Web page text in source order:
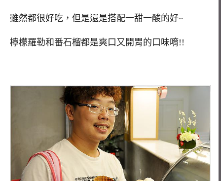
雖然都很好吃，但是還是搭配一甜一酸的好~
檸檬羅勒和番石榴都是爽口又開胃的口味唷!!